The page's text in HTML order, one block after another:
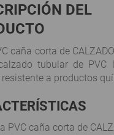
DEL
caña corta de
tubular de PVC
a productos
PVC caña corta de